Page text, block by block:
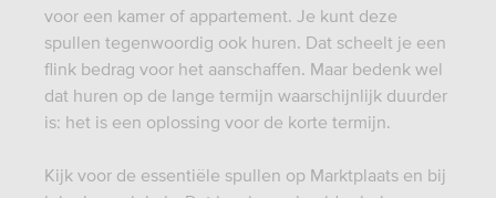
voor een kamer of appartement. Je kunt deze
spullen tegenwoordig ook huren. Dat scheelt je een
flink bedrag voor het aanschaffen. Maar bedenk wel
dat huren op de lange termijn waarschijnlijk duurder
is: het is een oplossing voor de korte termijn.
Kijk voor de essentiële spullen op Marktplaats en bij